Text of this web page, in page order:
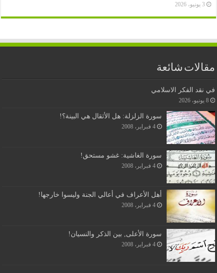
3 يونيو، 2026
مقالات شائعة
في نقد الفكر الاسلامي
8 يونيو، 2026
سورة الزلزلة: هل الأثقال هي البينة؟!
4 فبراير، 2008
سورة الغاشية: غشو مستحق!
4 فبراير، 2008
أهل الأعراف في أعالي الجنة وليسوا خارجها!
4 فبراير، 2008
سورة الأعلى, بين الذكر والنسيان!
4 فبراير، 2008